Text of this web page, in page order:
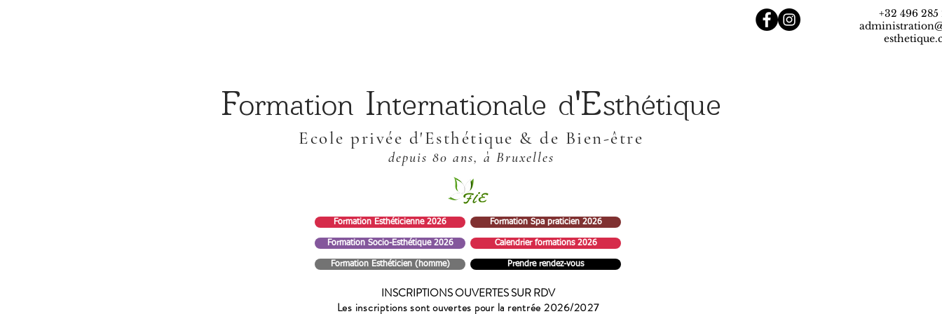
+32 496 285
Formation Internationale d'Esthétique
Ecole privée d'Esthétique & de Bien-être
depuis 80 ans, à Bruxelles
Formation Esthéticienne 2026 Formation Spa praticien 2026
Formation Socio-Esthétique 2026 Calendrier formations 2026
Formation Esthéticien (homme) Prendre rendez-vous
INSCRIPTIONS OUVERTES SUR RDV
Les inscriptions sont ouvertes pour la rentrée 2026/2027